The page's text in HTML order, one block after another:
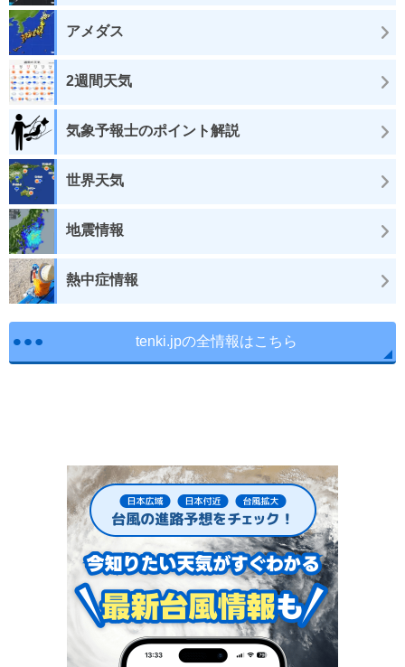
アメダス
2週間天気
気象予報士のポイント解説
世界天気
地震情報
熱中症情報
tenki.jpの全情報はこちら